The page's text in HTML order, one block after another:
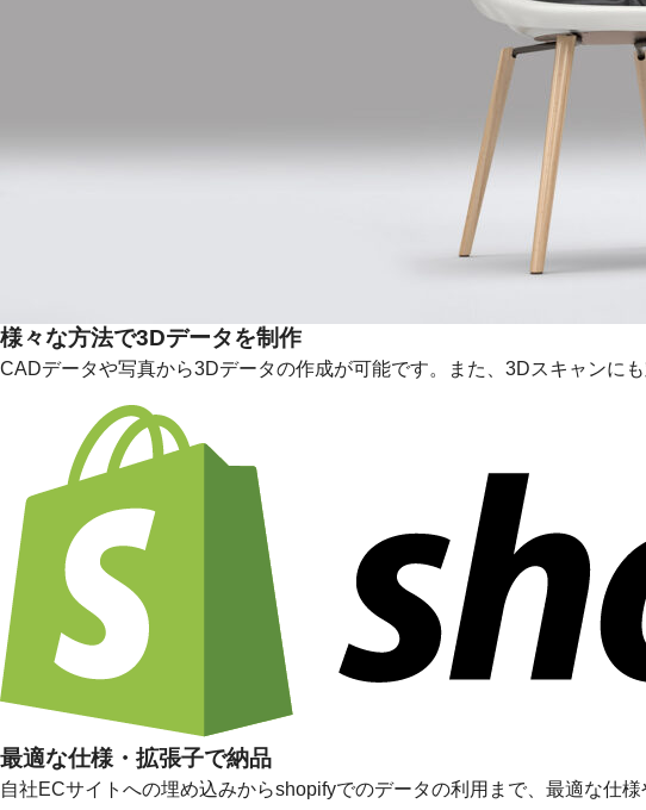
様々な方法で3Dデータを制作
CADデータや写真から3Dデータの作成が可能です。また、3Dスキャンに
最適な仕様・拡張子で納品
自社ECサイトへの埋め込みからshopifyでのデータの利用まで、最適な仕